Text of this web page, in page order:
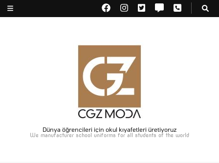
Dünya öğrencileri için okul kıyafetleri üretiyoruz
We manufacturer school uniforms for all students of the world